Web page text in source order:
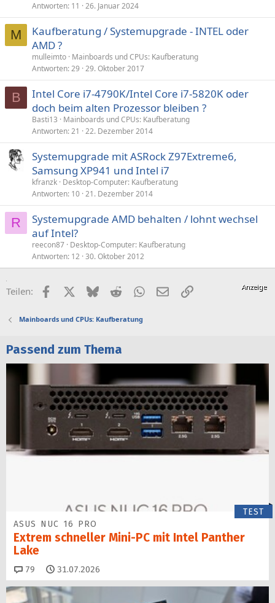
Antworten 11 26. Januar 2024
M
Kaufberatung / Systemupgrade - INTEL oder
AMD ?
mulleimto Mainboards und CPUs: Kaufberatung
Antworten 29 29. Oktober 2017
B
Intel Core i7-4790K/Intel Core i7-5820K oder
doch beim alten Prozessor bleiben ?
Basti13
Mainboards und CPUs: Kaufberatung
Antworten 21 22. Dezember 2014
Systemupgrade mit ASRock Z97Extreme6,
Samsung XP941 und Intel i7
kfranzk Desktop-Computer: Kaufberatung
Antworten 10 21. Dezember 2014
R
Systemupgrade AMD behalten / lohnt wechsel
auf Intel?
reecon87 Desktop-Computer: Kaufberatung
Antworten 12 30. Oktober 2012
Teilen: FacebookX (Twitter)
BlueskyRedditWhatsApp
E-MailLink
Mainboards und CPUs: Kaufberatung
Passend zum Thema
TEST
ASUS NUC 16 PRO
Extrem schneller Mini-PC mit Intel Panther
Lake
79 Kommentare
31.07.2026